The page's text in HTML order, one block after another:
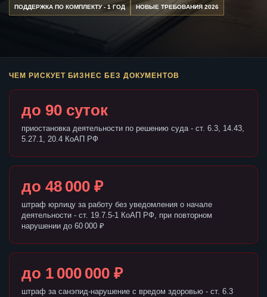
ПОДДЕРЖКА ПО КОМПЛЕКТУ - 1 ГОД НОВЫЕ ТРЕБОВАНИЯ 2026
ЧЕМ РИСКУЕТ БИЗНЕС БЕЗ ДОКУМЕНТОВ
до 90 суток
приостановка деятельности по решению суда - ст. 6.3, 14.43,
5.27.1, 20.4 КоАП РФ
до 48 000 ₽
штраф юрлицу за работу без уведомления о начале
деятельности - ст. 19.7.5-1 КоАП РФ, при повторном
нарушении до 60 000 ₽
до 1 000 000 ₽
штраф за санэпид-нарушение с вредом здоровью - ст. 6.3